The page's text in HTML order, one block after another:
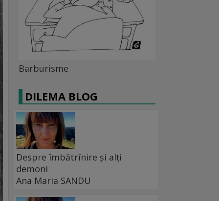
Barburisme
DILEMA BLOG
Despre îmbătrînire și alți
demoni
Ana Maria SANDU